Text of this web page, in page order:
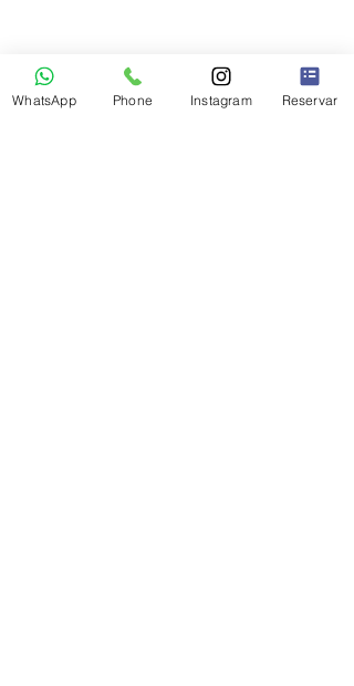
WhatsApp Phone Instagram Reservar